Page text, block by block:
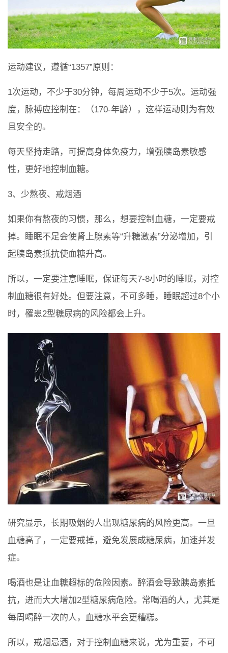
运动建议，遵循“1357”原则：
1次运动，不少于30分钟，每周运动不少于5次。运动强
度，脉搏应控制在：（170-年龄），这样运动则为有效
且安全的。
每天坚持走路，可提高身体免疫力，增强胰岛素敏感
性，更好地控制血糖。
3、少熬夜、戒烟酒
如果你有熬夜的习惯，那么，想要控制血糖，一定要戒
掉。睡眠不足会使肾上腺素等“升糖激素”分泌增加，引
起胰岛素抵抗使血糖升高。
所以，一定要注意睡眠，保证每天7-8小时的睡眠，对控
制血糖很有好处。但要注意，不可多睡，睡眠超过8个小
时，罹患2型糖尿病的风险都会上升。
研究显示，长期吸烟的人出现糖尿病的风险更高。一旦
血糖高了，一定要戒掉，避免发展成糖尿病，加速并发
症。
喝酒也是让血糖超标的危险因素。醉酒会导致胰岛素抵
抗，进而大大增加2型糖尿病危险。常喝酒的人，尤其是
每周喝醉一次的人，血糖水平会更糟糕。
所以，戒烟忌酒，对于控制血糖来说，尤为重要，不可